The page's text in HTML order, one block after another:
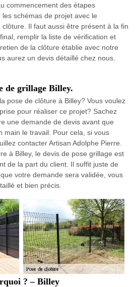
commencement des étapes
les schémas de projet avec le
Il faut aussi être présent à la fin
remplir la liste de vérification et
de la clôture établie avec notre
aurez un devis détaillé chez nous.
de grillage Billey.
pose de clôture à Billey? Vous voulez
pour réaliser ce projet? Sachez
une demande de devis avant que
main le travail. Pour cela, si vous
contacter Artisan Adolphe Pierre.
à Billey, le devis de pose grillage est
de la part du client. Il suffit juste de
votre demande sera validée, vous
et bien précis.
? – Billey